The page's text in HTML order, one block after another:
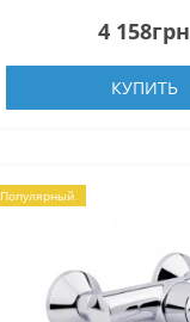
4 158грн
КУПИТЬ
Популярный